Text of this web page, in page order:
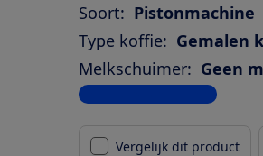
Soort: Pistonmachine
Type koffie: Gemalen
Melkschuimer: Geen
Bekijk alle specificaties
Vergelijk dit product